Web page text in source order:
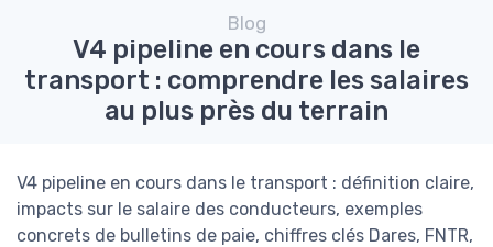
Blog
V4 pipeline en cours dans le
transport : comprendre les salaires
au plus près du terrain
V4 pipeline en cours dans le transport : définition claire,
impacts sur le salaire des conducteurs, exemples
concrets de bulletins de paie, chiffres clés Dares, FNTR,